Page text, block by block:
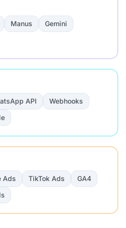
Manus
Gemini
API
Webhooks
Ads TikTok Ads
GA4